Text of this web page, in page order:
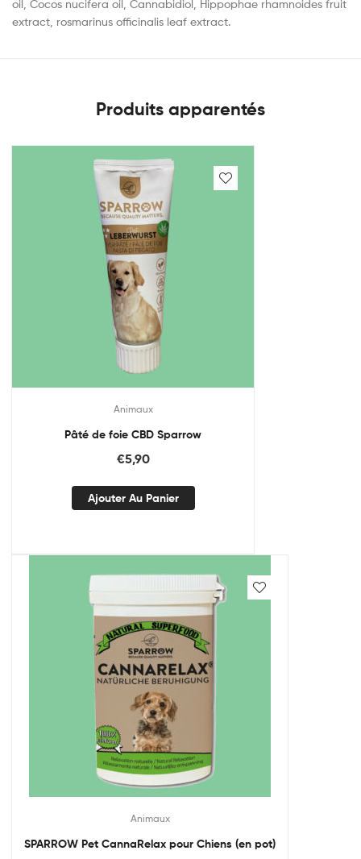
oil, Cocos nucifera oil, Cannabidiol, Hippophae rhamnoides fruit
extract, rosmarinus officinalis leaf extract.
Produits apparentés
Animaux
Pâté de foie CBD Sparrow
€5,90
Ajouter Au Panier
Animaux
SPARROW Pet CannaRelax pour Chiens (en pot)